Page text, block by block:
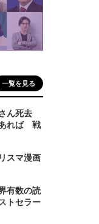
一覧を見る
ん死去
あれば 戦
スマ漫画
有数の読
トセラー